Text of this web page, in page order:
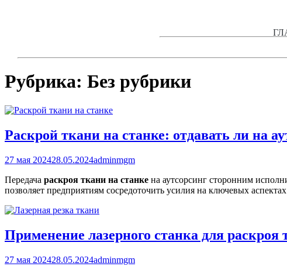
Рубрика: Без рубрики
Раскрой ткани на станке: отдавать ли на
27 мая 202428.05.2024adminmgm
Передача раскроя ткани на станке на аутсорсинг сторонним
позволяет предприятиям сосредоточить усилия на ключевых
Применение лазерного станка для
27 мая 202428.05.2024adminmgm